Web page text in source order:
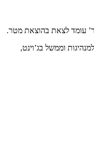
עומד לצאת בהוצאת מטר.
וממשל בג’וינט,